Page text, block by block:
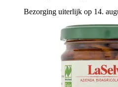
Bezorging uiterlijk op 14.